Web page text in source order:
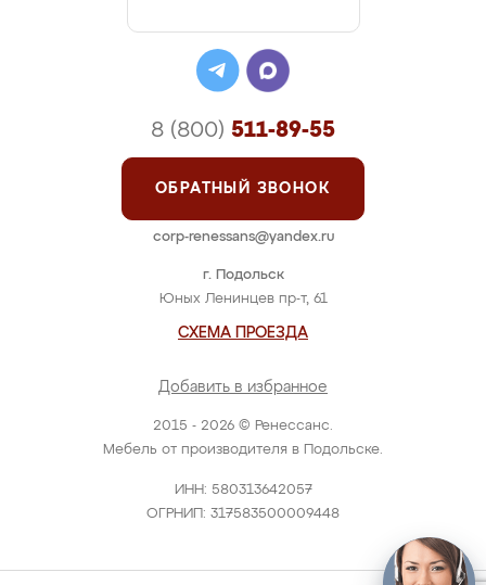
2015 - 2026 © Ренессанс.
Мебель от производителя в Подольске.
ИНН: 580313642057
ОГРНИП: 317583500009448
г. Подольск
Юных Ленинцев пр-т, 61
СХЕМА ПРОЕЗДА
Добавить в избранное
8 (800) 511-89-55
ОБРАТНЫЙ ЗВОНОК
corp-renessans@yandex.ru